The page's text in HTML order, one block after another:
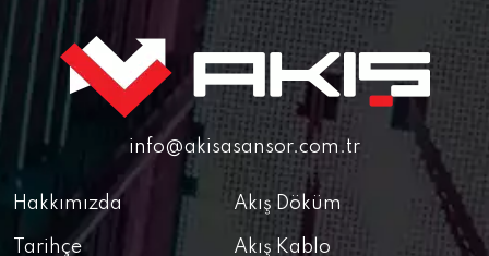
info@akisasansor.com.tr
Hakkımızda
Tarihçe
Akış Döküm
Akış Kablo